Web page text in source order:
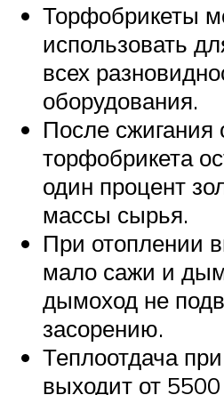
Торфобрикеты
использовать
всех
оборудования.
После сжигания
торфобрикета
один процент
массы сырья.
При отоплении
мало сажи и
дымоход не
засорению.
Теплоотдача
выходит от